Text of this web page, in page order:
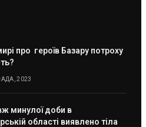
про героїв Базару потроху
2023
минулої доби в
області виявлено тіла